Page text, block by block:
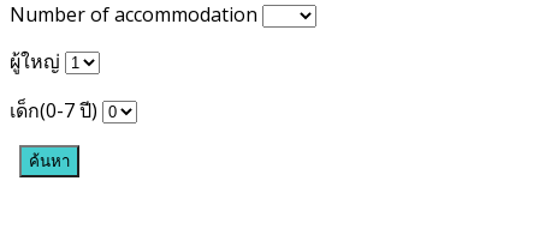
Number of accommodation
ผู้ใหญ่
เด็ก(0-7 ปี)